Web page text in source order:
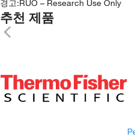
경고:RUO – Research Use Only
추천 제품